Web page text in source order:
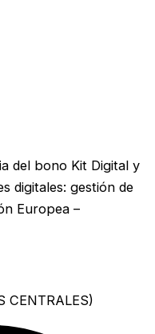
del bono Kit Digital y
digitales: gestión de
Europea –
CENTRALES)